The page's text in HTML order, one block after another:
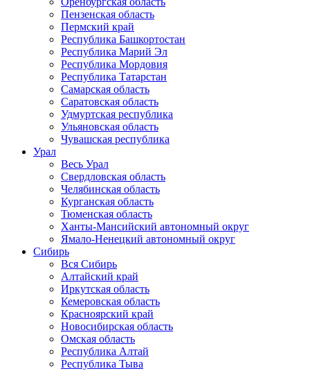
Пензенская область
Пермский край
Республика Башкортостан
Республика Марий Эл
Республика Мордовия
Республика Татарстан
Самарская область
Саратовская область
Удмуртская республика
Ульяновская область
Чувашская республика
Урал
Весь Урал
Свердловская область
Челябинская область
Курганская область
Тюменская область
Ханты-Мансийский автономный округ
Ямало-Ненецкий автономный округ
Сибирь
Вся Сибирь
Алтайский край
Иркутская область
Кемеровская область
Красноярский край
Новосибирская область
Омская область
Республика Алтай
Республика Тыва